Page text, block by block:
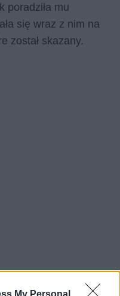
My Personal
poradziła mu
się wraz z nim na
został skazany.